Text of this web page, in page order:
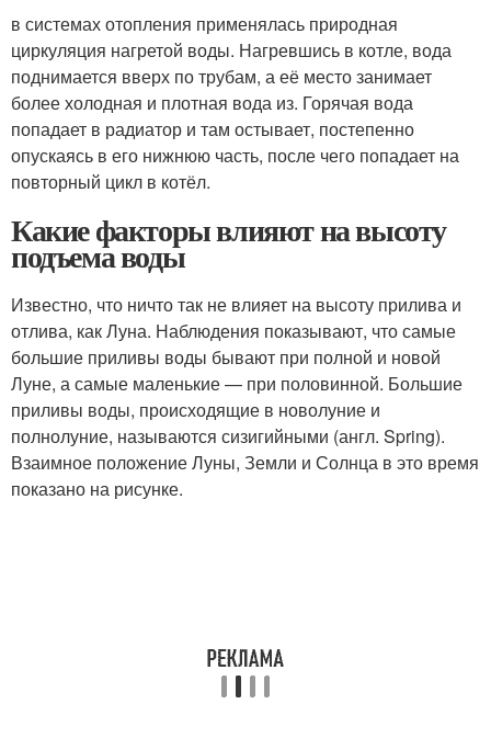
в системах отопления применялась природная
циркуляция нагретой воды. Нагревшись в котле, вода
поднимается вверх по трубам, а её место занимает
более холодная и плотная вода из. Горячая вода
попадает в радиатор и там остывает, постепенно
опускаясь в его нижнюю часть, после чего попадает на
повторный цикл в котёл.
Какие факторы влияют на высоту
подъема воды
Известно, что ничто так не влияет на высоту прилива и
отлива, как Луна. Наблюдения показывают, что самые
большие приливы воды бывают при полной и новой
Луне, а самые маленькие — при половинной. Большие
приливы воды, происходящие в новолуние и
полнолуние, называются сизигийными (англ. Spring).
Взаимное положение Луны, Земли и Солнца в это время
показано на рисунке.